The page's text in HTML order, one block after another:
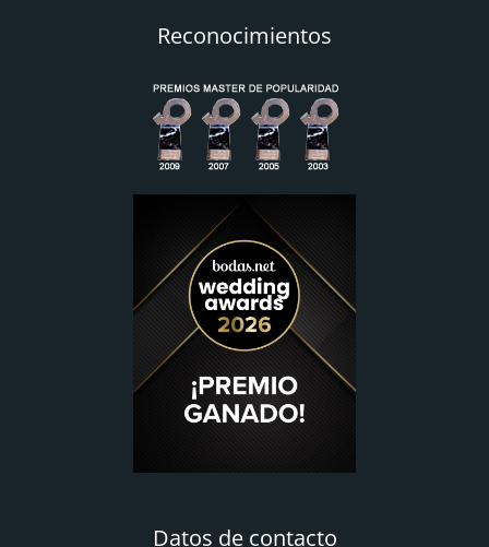
Reconocimientos
Datos de contacto